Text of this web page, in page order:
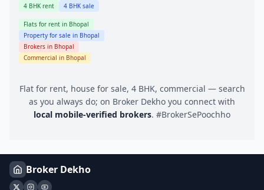
4 BHK rent 4 BHK sale
Flats for rent in Bhopal
Property for sale in Bhopal
Brokers in Bhopal
Commercial in Bhopal
Flat for rent, house for sale, 4 BHK, commercial — search
as you always do; on Broker Dekho you connect with
local mobile-verified brokers. #BrokerSePoochho
Broker Dekho